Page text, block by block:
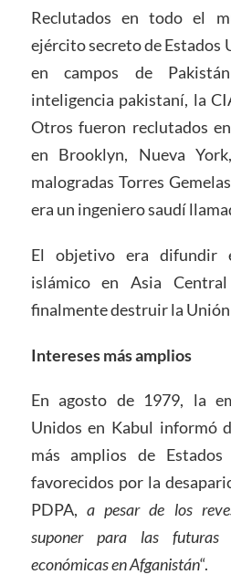
Reclutados en todo el
ejército secreto de Estados
en campos de
inteligencia pakistaní, la
Otros fueron reclutados
en Brooklyn, Nueva
malogradas Torres
era un ingeniero saudí
El objetivo era difundir
islámico en Asia
finalmente destruir la
Intereses más amplios
En agosto de 1979, la
Unidos en Kabul informó
más amplios de
favorecidos por la
PDPA, a pesar de los
suponer para las futuras
económicas en Afganistán“.